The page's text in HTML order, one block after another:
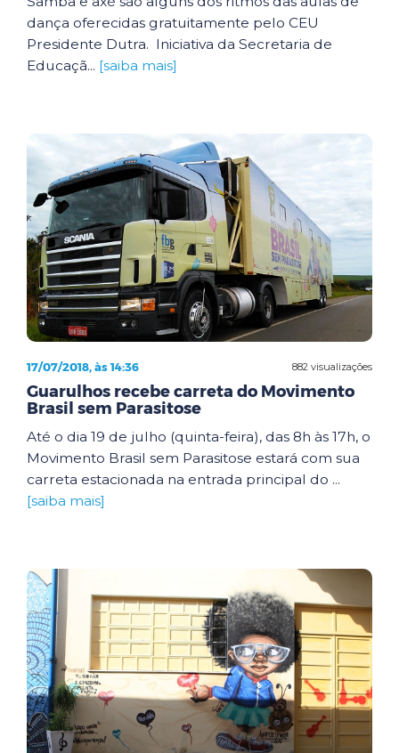
dança oferecidas gratuitamente pelo CEU
Presidente Dutra. Iniciativa da Secretaria de
Educaçã... [saiba mais]
882 visualizações
17/07/2018, às 14:36
Guarulhos recebe carreta do Movimento
Brasil sem Parasitose
Até o dia 19 de julho (quinta-feira), das 8h às 17h, o
Movimento Brasil sem Parasitose estará com sua
carreta estacionada na entrada principal do ...
[saiba mais]